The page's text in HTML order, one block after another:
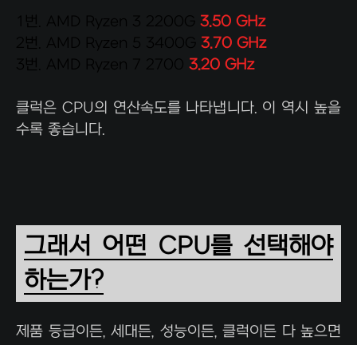
3.50 GHz
3.70 GHz
3.20 GHz
클럭은 CPU의 연산속도를 나타냅니다. 이 역시 높을
수록 좋습니다.
그래서 어떤 CPU를 선택해야
하는가?
제품 등급이든, 세대든, 성능이든, 클럭이든 다 높으면